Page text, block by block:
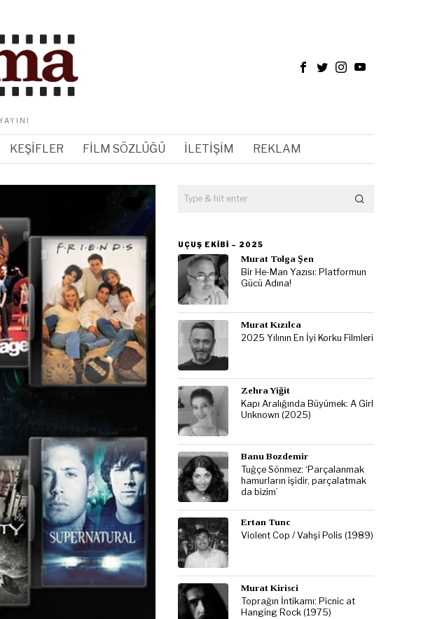
KEŞIFLER FILM SÖZLÜĞÜ İLETIŞIM REKLAM
UÇUŞ EKIBI – 2025
Murat Tolga Şen
Bir He-Man Yazısı: Platformun
Gücü Adına!
Murat Kızılca
2025 Yılının En İyi Korku Filmleri
Zehra Yiğit
Kapı Aralığında Büyümek: A Girl
Unknown (2025)
Banu Bozdemir
Tuğçe Sönmez: ‘Parçalanmak
hamurların işidir, parçalatmak
da bizim’
Ertan Tunc
Violent Cop / Vahşi Polis (1989)
Murat Kirisci
Toprağın İntikamı: Picnic at
Hanging Rock (1975)